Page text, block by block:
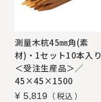
測量木杭45㎜角(素
材)・1セット10本入り
＜受注生産品＞／
45×45×1500
¥ 5,819 税込